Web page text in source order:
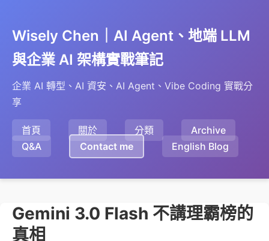
Wisely Chen｜AI Agent、地端 LLM
與企業 AI 架構實戰筆記
企業 AI 轉型、AI 資安、AI Agent、Vibe Coding 實戰分
享
首頁 關於 分類
Archive
Q&A
Contact me English Blog
Gemini 3.0 Flash 不講理霸榜的
真相